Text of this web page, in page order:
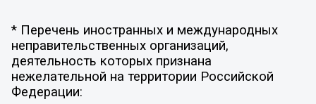
* Перечень иностранных и международных
неправительственных организаций,
деятельность которых признана
нежелательной на территории Российской
Федерации: